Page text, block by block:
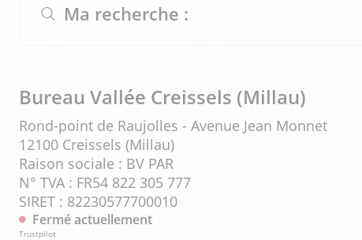
Ma recherche :
Bureau Vallée Creissels (Millau)
Rond-point de Raujolles - Avenue Jean Monnet
12100 Creissels (Millau)
Raison sociale : BV PAR
N° TVA : FR54 822 305 777
SIRET : 82230577700010
Fermé actuellement
Trustpilot